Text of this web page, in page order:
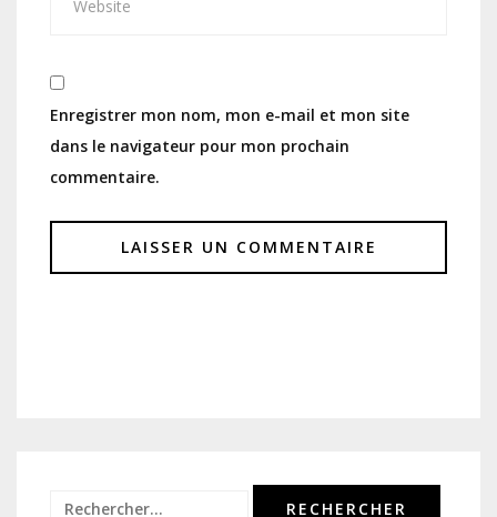
Enregistrer mon nom, mon e-mail et mon site
dans le navigateur pour mon prochain
commentaire.
Rechercher :